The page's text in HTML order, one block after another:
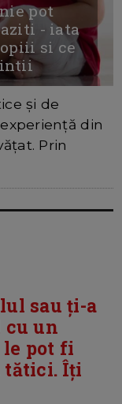
pot
- iata
si ce
și de
din
Prin
sau ți-a
cu un
pot fi
tătici. Îți